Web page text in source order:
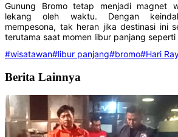
Gunung Bromo tetap menjadi magnet
lekang oleh waktu. Dengan
mempesona, tak heran jika destinasi ini
terutama saat momen libur panjang seperti
#wisatawan#libur panjang#bromo#Hari
Berita Lainnya